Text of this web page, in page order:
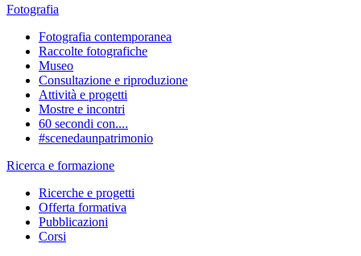
Fotografia
Fotografia contemporanea
Raccolte fotografiche
Museo
Consultazione e riproduzione
Attività e progetti
Mostre e incontri
60 secondi con....
#scenedaunpatrimonio
Ricerca e formazione
Ricerche e progetti
Offerta formativa
Pubblicazioni
Corsi